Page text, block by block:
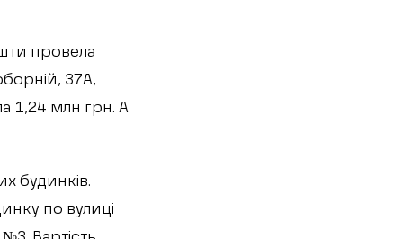
провела
37А,
1,24 млн грн. А
будинків.
по вулиці